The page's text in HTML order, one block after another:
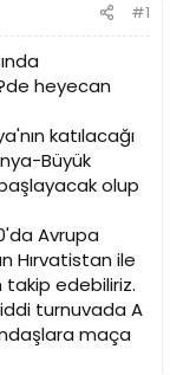
#1
heyecan
katılacağı
Büyük
olup
Avrupa
Hırvatistan ile
takip edebiliriz.
turnuvada A
maça